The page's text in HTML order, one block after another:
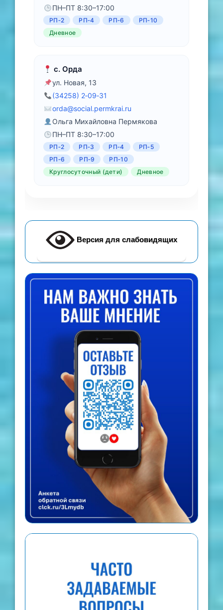
ПН–ПТ 8:30–17:00
РП‑2 РП‑4 РП‑6
РП‑10
Дневное
с. Орда
ул. Новая, 13
(34258) 2‑09‑31
orda@social.permkrai.ru
Ольга Михайловна Пермякова
ПН–ПТ 8:30–17:00
РП‑2 РП‑3 РП‑4
РП‑5
РП‑6
РП‑9
РП‑10
Круглосуточный (дети)
Дневное
Версия для слабовидящих